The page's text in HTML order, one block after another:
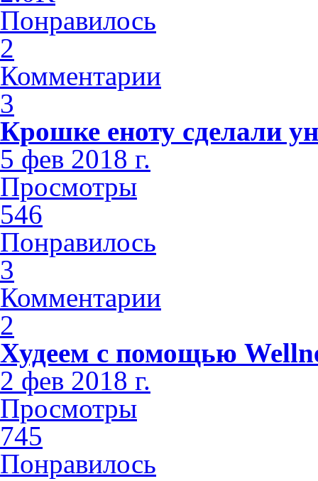
Понравилось
2
Комментарии
3
Крошке еноту сделали
5 фев 2018 г.
Просмотры
546
Понравилось
3
Комментарии
2
Худеем с помощью
2 фев 2018 г.
Просмотры
745
Понравилось